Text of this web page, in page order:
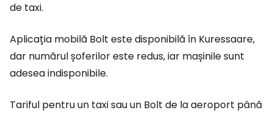
de taxi.
Aplicația mobilă Bolt este disponibilă în Kuressaare,
dar numărul șoferilor este redus, iar mașinile sunt
adesea indisponibile.
Tariful pentru un taxi sau un Bolt de la aeroport până